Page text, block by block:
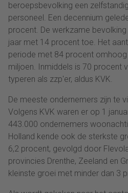
beroepsbevolking een
personeel. Een decennium
procent. De werkzame
jaar met 14 procent toe. Het
periode met 84 procent omhoog
miljoen. Inmiddels is 70 procent
typeren als zzp'er, aldus KVK.
De meeste ondernemers zijn te
Volgens KVK waren er op 1
443.000 ondernemers
Holland kende ook de sterkste
6,2 procent, gevolgd door
provincies Drenthe, Zeeland en
kleinste groei met minder dan 3